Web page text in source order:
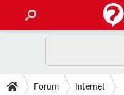
GRY
PORADY
Forum Internet